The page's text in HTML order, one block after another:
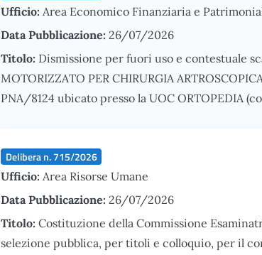
Ufficio: Area Economico Finanziaria e
Data Pubblicazione: 26/07/2026
Titolo: Dismissione per fuori uso e contestuale
MOTORIZZATO PER CHIRURGIA
PNA/8124 ubicato presso la UOC ORTOPEDIA
Delibera n. 715/2026
Ufficio: Area Risorse Umane
Data Pubblicazione: 26/07/2026
Titolo: Costituzione della Commissione
selezione pubblica, per titoli e colloquio, per il